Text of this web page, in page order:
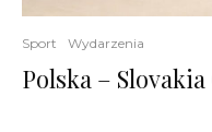
Sport Wydarzenia
Polska –